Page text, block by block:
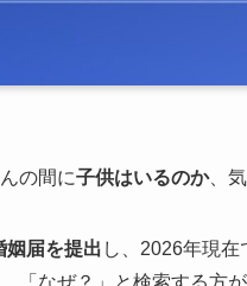
の間に子供はいるのか、
姻届を提出 し、2026年現